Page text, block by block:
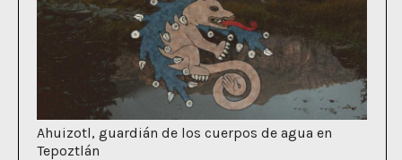
Ahuizotl, guardián de los cuerpos de agua en
Tepoztlán